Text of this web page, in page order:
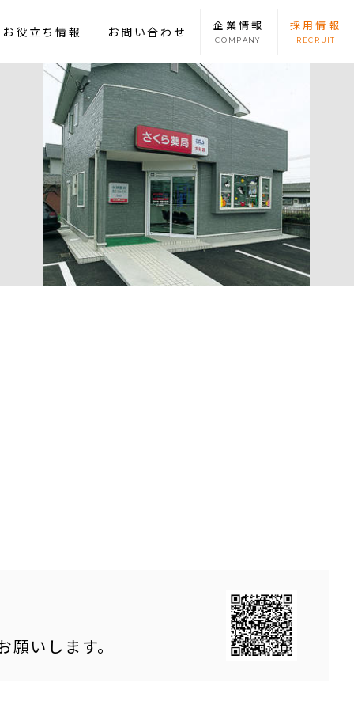
役立ち情報 お問い合わせ 企業情報
COMPANY
採用情報
RECRUIT
いします。